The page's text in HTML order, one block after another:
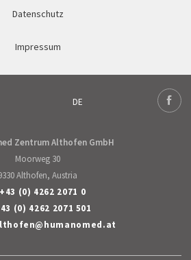
Datenschutz
Impressum
DE
Deutsch
Zentrum Althofen GmbH
Moorweg 30
Althofen, Austria
+43 (0) 4262 2071 0
(0) 4262 2071 501
@humanomed.at